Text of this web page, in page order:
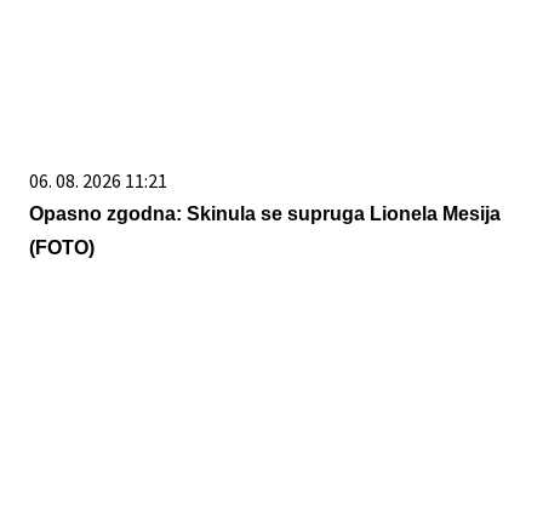
06. 08. 2026 11:21
Opasno zgodna: Skinula se supruga Lionela Mesija
(FOTO)